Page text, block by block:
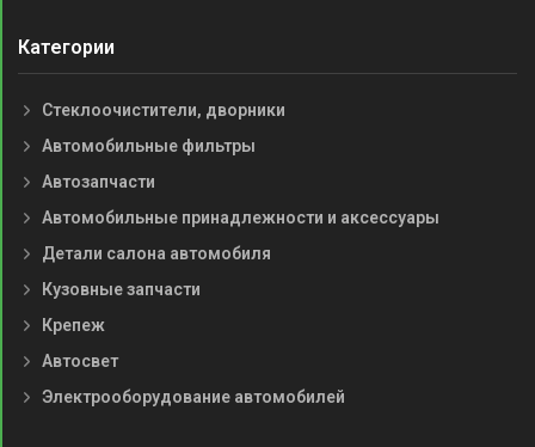
Категории
Стеклоочистители, дворники
Автомобильные фильтры
Автозапчасти
Автомобильные принадлежности и аксессуары
Детали салона автомобиля
Кузовные запчасти
Крепеж
Автосвет
Электрооборудование автомобилей